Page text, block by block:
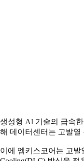
생성형 AI 기술의 급속
해 데이터센터는 고발열
이에 엠키스코어는 고발